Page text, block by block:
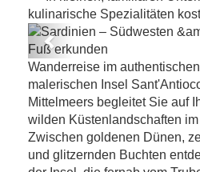
kulinarische Spezialitäten
Sardinien –
zu Fuß
Previous
Wanderreise im
malerischen Insel
Mittelmeers begleitet Sie auf
wilden Küstenlandschaften
Zwischen goldenen Dünen,
und glitzernden Buchten